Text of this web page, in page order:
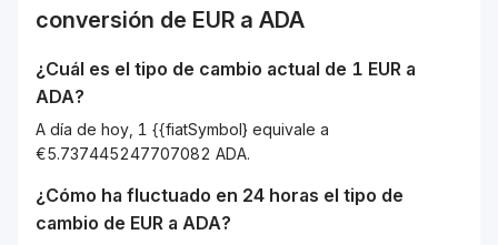
conversión de EUR a ADA
¿Cuál es el tipo de cambio actual de 1 EUR a
ADA?
A día de hoy, 1 {{fiatSymbol} equivale a
€5.737445247707082 ADA.
¿Cómo ha fluctuado en 24 horas el tipo de
cambio de EUR a ADA?